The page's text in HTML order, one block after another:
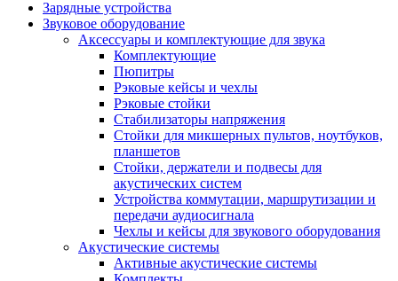
Зарядные устройства
Звуковое оборудование
Аксессуары и комплектующие для звука
Комплектующие
Пюпитры
Рэковые кейсы и чехлы
Рэковые стойки
Стабилизаторы напряжения
Стойки для микшерных пультов, ноутбуков,
планшетов
Стойки, держатели и подвесы для
акустических систем
Устройства коммутации, маршрутизации и
передачи аудиосигнала
Чехлы и кейсы для звукового оборудования
Акустические системы
Активные акустические системы